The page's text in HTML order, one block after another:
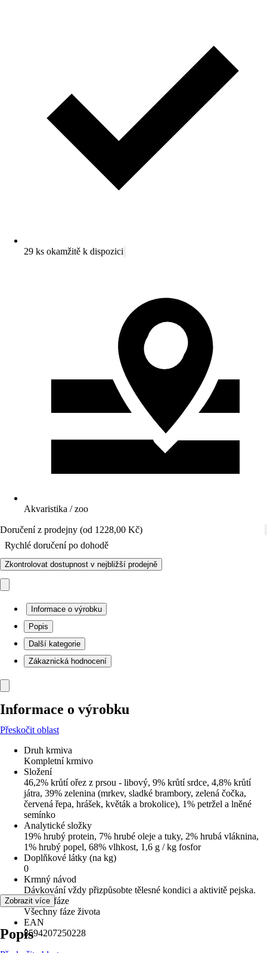
29 ks okamžitě k dispozici
Akvaristika / zoo
Doručení z prodejny (od 1228,00 Kč)
Rychlé doručení po dohodě
Zkontrolovat dostupnost v nejbližší prodejně
Informace o výrobku
Popis
Další kategorie
Zákaznická hodnocení
Informace o výrobku
Přeskočit oblast
Druh krmiva
Kompletní krmivo
Složení
46,2% krůtí ořez z prsou - libový, 9% krůtí srdce, 4,8% krůtí
játra, 39% zelenina (mrkev, sladké brambory, zelená čočka,
červená řepa, hrášek, květák a brokolice), 1% petržel a lněné
semínko
Analytické složky
19% hrubý protein, 7% hrubé oleje a tuky, 2% hrubá vláknina,
1% hrubý popel, 68% vlhkost, 1,6 g / kg fosfor
Doplňkové látky (na kg)
0
Krmný návod
Dávkování vždy přizpůsobte tělesné kondici a aktivitě pejska.
Životní fáze
Všechny fáze života
EAN
8594207250228
Zobrazit více
Popis